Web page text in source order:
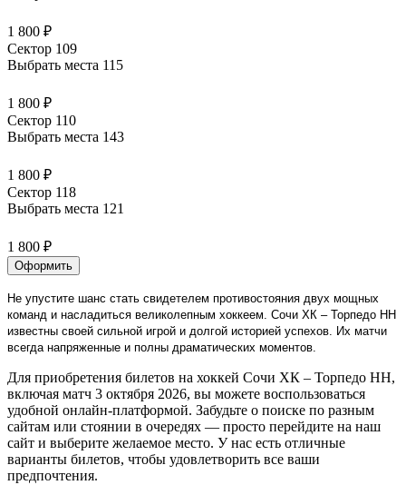
1 800 ₽
Сектор 109
Выбрать места 115
1 800 ₽
Сектор 110
Выбрать места 143
1 800 ₽
Сектор 118
Выбрать места 121
1 800 ₽
Оформить
Не упустите шанс стать свидетелем противостояния двух мощных
команд и насладиться великолепным хоккеем. Сочи ХК – Торпедо НН
известны своей сильной игрой и долгой историей успехов. Их матчи
всегда напряженные и полны драматических моментов.
Для приобретения билетов на хоккей Сочи ХК – Торпедо НН,
включая матч 3 октября 2026, вы можете воспользоваться
удобной онлайн-платформой. Забудьте о поиске по разным
сайтам или стоянии в очередях — просто перейдите на наш
сайт и выберите желаемое место. У нас есть отличные
варианты билетов, чтобы удовлетворить все ваши
предпочтения.